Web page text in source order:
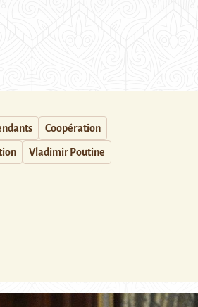
Coopération
Vladimir Poutine